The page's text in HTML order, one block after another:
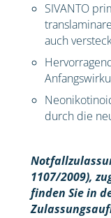
SIVANTO
auch
durch die
1107/2009), z
finden Sie in